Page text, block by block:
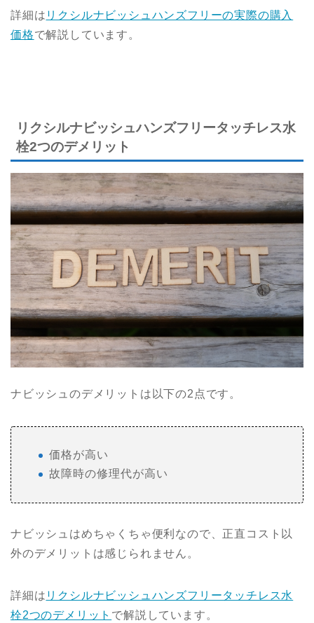
詳細は リクシルナビッシュハンズフリーの実際の購入
価格で解説しています。
リクシルナビッシュハンズフリータッチレス水
栓2つのデメリット
ナビッシュのデメリットは以下の2点です。
価格が高い
故障時の修理代が高い
ナビッシュはめちゃくちゃ便利なので、正直コスト以
外のデメリットは感じられません。
詳細は リクシルナビッシュハンズフリータッチレス水
栓2つのデメリット で解説しています。